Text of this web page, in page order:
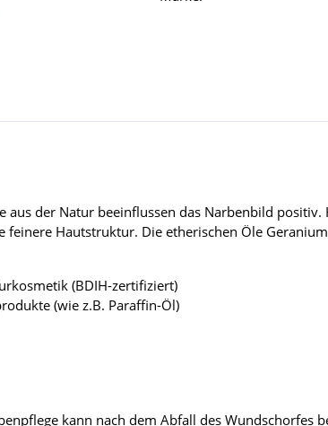
der Natur beeinflussen das Narbenbild
feinere Hautstruktur. Die etherischen Öle
(BDIH-zertifiziert)
(wie z.B. Paraffin-Öl)
kann nach dem Abfall des Wundschorfes